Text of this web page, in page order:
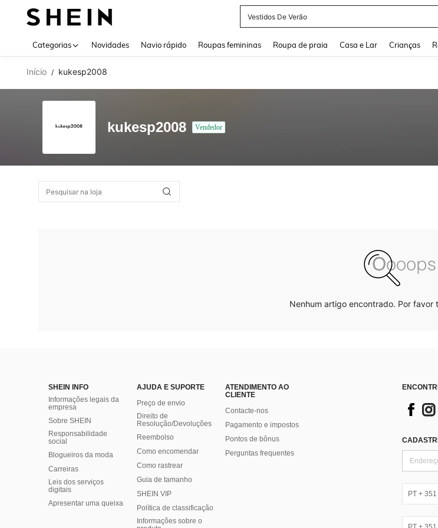
Vestidos De Verão
Categorias Novidades Navio rápido Roupas femininas Roupa de praia Casa e Lar Crianças
Início / kukesp2008
kukesp2008 Vendedor
Nenhum artigo encontrado. Por favor
SHEIN INFO
Informações legais da
empresa
Sobre SHEIN
Responsabilidade
social
Blogueiros da moda
Carreiras
Leis dos serviços
digitais
Apresentar uma queixa
AJUDA E SUPORTE
Preço de envio
Direito de
Resolução/Devoluções
Reembolso
Como encomendar
Como rastrear
Guia de tamanho
SHEIN VIP
Política de classificação
​Informações sobre o
ATENDIMENTO AO
CLIENTE
Contacte-nos
Pagamento e impostos
Pontos de bônus
Perguntas frequentes
PT + 351